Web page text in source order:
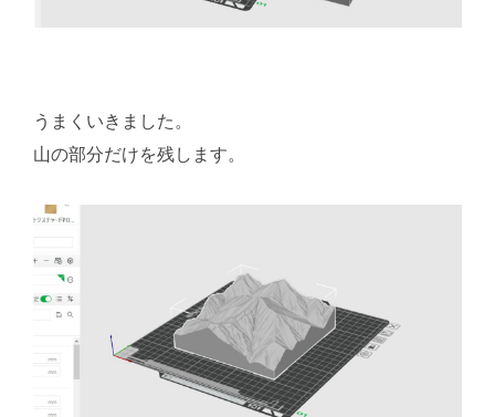
うまくいきました。
山の部分だけを残します。